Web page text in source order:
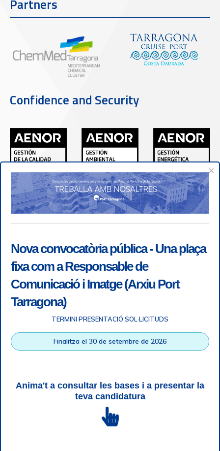
Partners
Confidence and Security
Accessibility Legal note | + info RGPD |Information of
×
Nova convocatòria pública - Una plaça
fixa com a Responsable de
Comunicació i Imatge (Arxiu Port
Tarragona)
TERMINI PRESENTACIÓ SOL·LICITUDS
Finalitza el 30 de setembre de 2026
Anima't a consultar les bases i a presentar la
teva candidatura